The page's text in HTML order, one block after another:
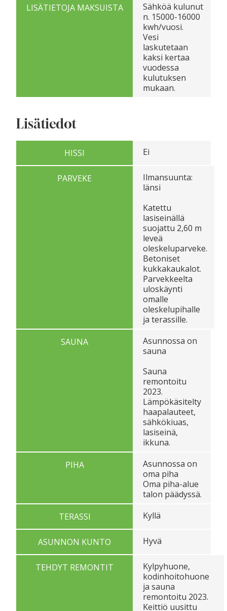
LISÄTIETOJA MAKSUISTA
Sähköä kulunut
n. 15000-16000
kwh/vuosi.
Vesi
laskutetaan
kaksi kertaa
vuodessa
kulutuksen
mukaan.
Lisätiedot
HISSI Ei
PARVEKE
Ilmansuunta:
länsi
Katettu
lasiseinällä
suojattu 2,60 m
leveä
oleskeluparveke.
Betoniset
kukkakaukalot.
Parvekkeelta
uloskäynti
omalle
oleskelupihalle
ja terassille.
SAUNA
Asunnossa on
sauna
Sauna
remontoitu
2023.
Lämpökäsitelty
haapalauteet,
sähkökiuas,
lasiseinä,
ikkuna.
PIHA
Asunnossa on
oma piha
Oma piha-alue
talon päädyssä.
TERASSI
Kyllä
ASUNNON KUNTO Hyvä
TEHDYT REMONTIT
Kylpyhuone,
kodinhoitohuone
ja sauna
remontoitu 2023.
Keittiö uusittu